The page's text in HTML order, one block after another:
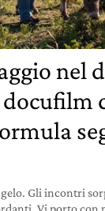
nel
Gli incontri
Vi porto con